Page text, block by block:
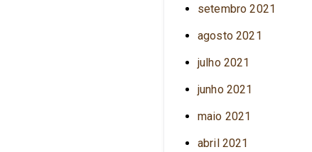
setembro 2021
agosto 2021
julho 2021
junho 2021
maio 2021
abril 2021